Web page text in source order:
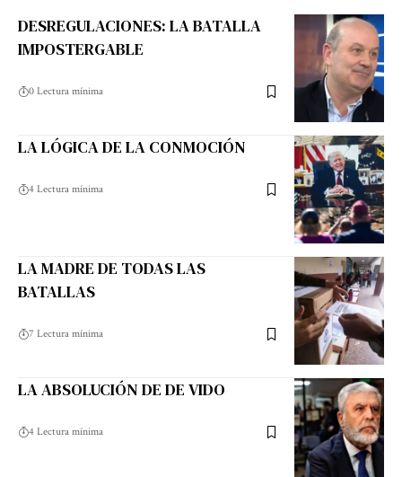
DESREGULACIONES: LA BATALLA
IMPOSTERGABLE
0 Lectura mínima
LA LÓGICA DE LA CONMOCIÓN
4 Lectura mínima
LA MADRE DE TODAS LAS
BATALLAS
7 Lectura mínima
LA ABSOLUCIÓN DE DE VIDO
4 Lectura mínima